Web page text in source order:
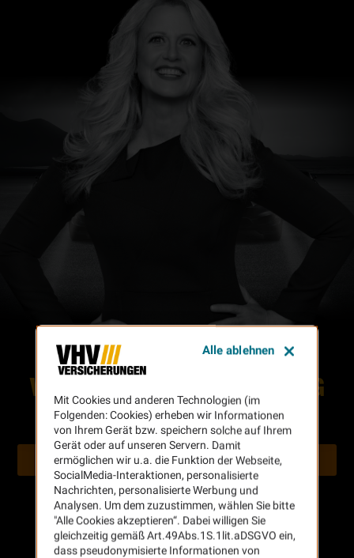
Leistungen zu top Beiträgen
VHV FLOTTENVERSICHERUNG
FÜR JEDEN FUHRPARK
Jetzt Informieren
Mit Cookies und anderen Technologien (im
Folgenden: Cookies) erheben wir Informationen
von Ihrem Gerät bzw. speichern solche auf Ihrem
Gerät oder auf unseren Servern. Damit
ermöglichen wir u.a. die Funktion der Webseite,
SocialMedia-Interaktionen, personalisierte
Nachrichten, personalisierte Werbung und
Analysen. Um dem zuzustimmen, wählen Sie bitte
"Alle Cookies akzeptieren“. Dabei willigen Sie
gleichzeitig gemäß Art.49Abs.1S.1lit.aDSGVO ein,
dass pseudonymisierte Informationen von
Alle ablehnen